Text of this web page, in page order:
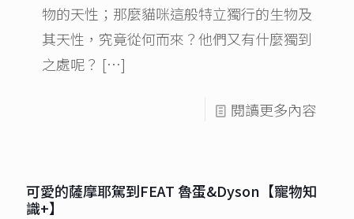
物的天性；那麼貓咪這般特立獨行的生物及
其天性，究竟從何而來？他們又有什麼獨到
之處呢？ […]
閱讀更多內容
可愛的薩摩耶駕到FEAT 魯蛋&Dyson【寵物知
識+】